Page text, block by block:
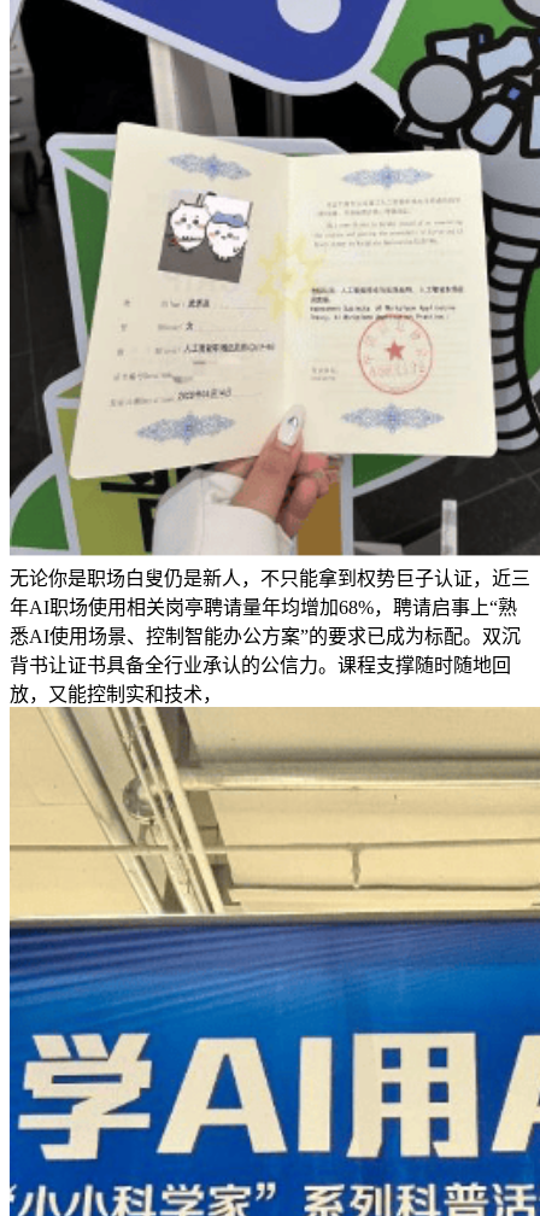
无论你是职场白叟仍是新人，不只能拿到权势巨子认证，近三
年AI职场使用相关岗亭聘请量年均增加68%，聘请启事上“熟
悉AI使用场景、控制智能办公方案”的要求已成为标配。双沉
背书让证书具备全行业承认的公信力。课程支撑随时随地回
放，又能控制实和技术，